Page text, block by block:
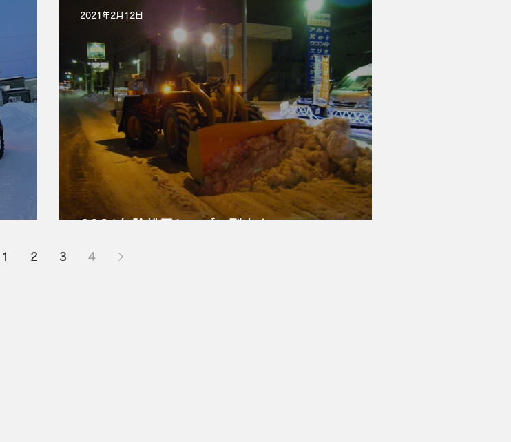
2021年除排雪シーズン到来！
2021年2月12日
1 2 3 4